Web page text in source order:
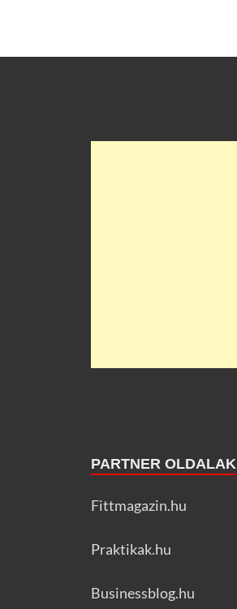
PARTNER OLDALAK
Fittmagazin.hu
Praktikak.hu
Businessblog.hu